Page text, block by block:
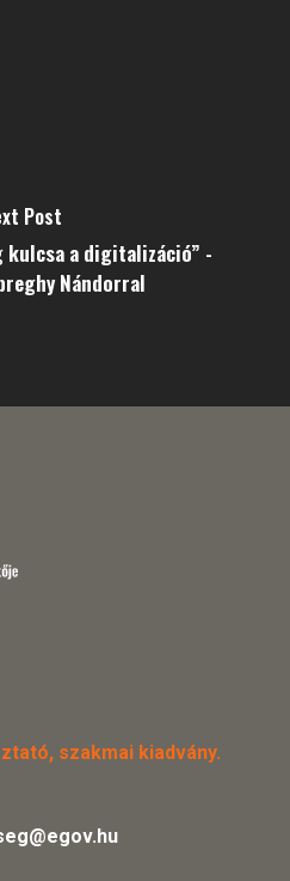
Post
kulcsa a digitalizáció” -
Nándorral
szakmai kiadvány.